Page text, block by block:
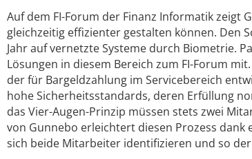
Auf dem FI-Forum der Finanz Informatik zeigt
gleichzeitig effizienter gestalten können. Den
Jahr auf vernetzte Systeme durch Biometrie.
Lösungen in diesem Bereich zum FI-Forum
der für Bargeldzahlung im Servicebereich
hohe Sicherheitsstandards, deren Erfüllung
das Vier-Augen-Prinzip müssen stets zwei
von Gunnebo erleichtert diesen Prozess
sich beide Mitarbeiter identifizieren und so